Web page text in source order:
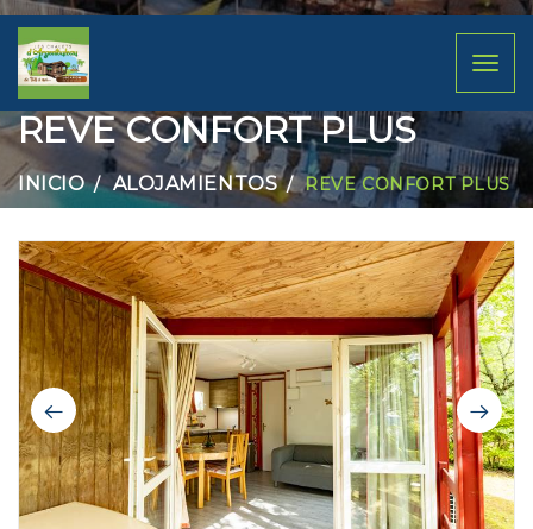
REVE CONFORT PLUS
INICIO ALOJAMIENTOS REVE CONFORT PLUS